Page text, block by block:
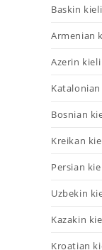
Baskin kieli
Armenian
Azerin kieli
Bosnian
Kreikan
Persian
Uzbekin
Kazakin
Kroatian